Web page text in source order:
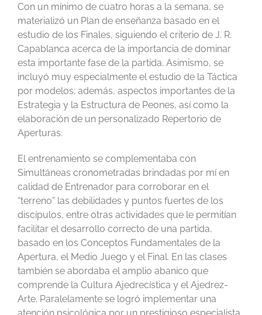
Con un mínimo de cuatro horas a la semana, se
materializó un Plan de enseñanza basado en el
estudio de los Finales, siguiendo el criterio de J. R.
Capablanca acerca de la importancia de dominar
esta importante fase de la partida. Asimismo, se
incluyó muy especialmente el estudio de la Táctica
por modelos; además, aspectos importantes de la
Estrategia y la Estructura de Peones, así como la
elaboración de un personalizado Repertorio de
Aperturas.
El entrenamiento se complementaba con
Simultáneas cronometradas brindadas por mí en
calidad de Entrenador para corroborar en el
“terreno” las debilidades y puntos fuertes de los
discípulos, entre otras actividades que le permitían
facilitar el desarrollo correcto de una partida,
basado en los Conceptos Fundamentales de la
Apertura, el Medio Juego y el Final. En las clases
también se abordaba el amplio abanico que
comprende la Cultura Ajedrecística y el Ajedrez-
Arte. Paralelamente se logró implementar una